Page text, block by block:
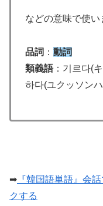
などの意味で使い
品詞 ： 動詞
類義語：기르다(
하다(ユクッソン
➡ 『韓国語単語』会
クする